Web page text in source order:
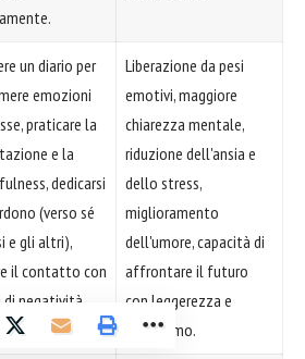
un diario per
emozioni
praticare la
e la
dedicarsi
(verso sé
e gli altri),
il contatto con
negatività.
Liberazione da pesi
emotivi, maggiore
chiarezza mentale,
riduzione dell'ansia e
dello stress,
miglioramento
dell'umore, capacità di
affrontare il futuro
con leggerezza e
ottimismo.